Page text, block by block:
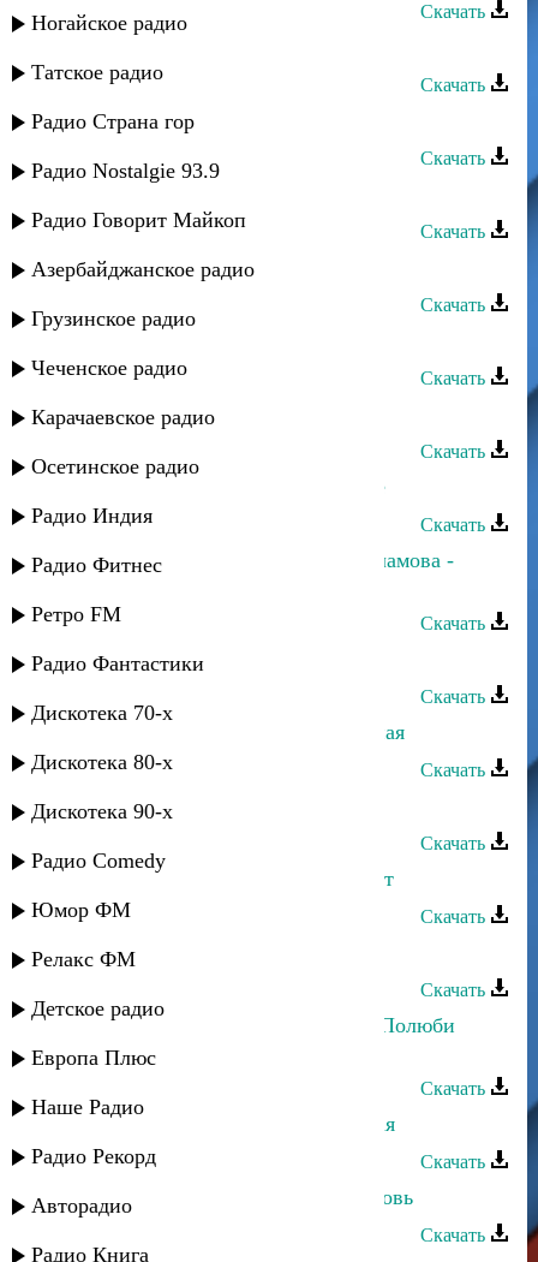
Ногайское радио
Татское радио
Радио Страна гор
Радио Nostalgie 93.9
Радио Говорит Майкоп
Азербайджанское радио
Грузинское радио
Чеченское радио
Карачаевское радио
Осетинское радио
Радио Индия
Радио Фитнес
Ретро FM
Радио Фантастики
Дискотека 70-х
Дискотека 80-х
Дискотека 90-х
Радио Comedy
Юмор ФМ
Релакс ФМ
Детское радио
Европа Плюс
Наше Радио
Радио Рекорд
Авторадио
Радио Книга
Скачать
Скачать
Рашид Магомедов - Сердце
Скачать
Скачать
Рашид Магомедов - Без тебя
Скачать
Скачать
Апанди Магомедов - Милая
Скачать
Загир Магомедов - Где мое счастье
Скачать
Ханипа Магомедов и Хадижат Саламова -
Скачать
Ханипа Магомедов - Динара
Скачать
Ибрагим Магомедов - Зажигательная
Скачать
Загир Магомедов - Без тебя
Скачать
Дагир Магомедов - Никто не может
Скачать
Загир Магомедов - Любимая
Скачать
Марианна и Апанди Магомедов - Полюби
меня
Скачать
Алим Магомедов - Ох, зеленоглазая
Скачать
Руслан Магомедов - Безумная любовь
Скачать